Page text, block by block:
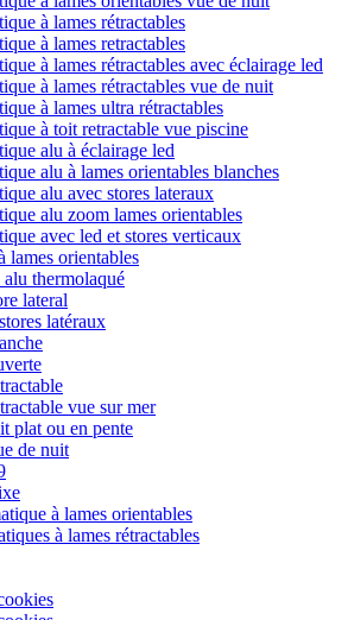
à lames rétractables
à lames retractables
à lames rétractables avec éclairage led
à lames rétractables vue de nuit
à lames ultra rétractables
à toit retractable vue piscine
alu à éclairage led
alu à lames orientables blanches
alu avec stores lateraux
alu zoom lames orientables
avec led et stores verticaux
lames orientables
alu thermolaqué
lateral
latéraux
vue sur mer
plat ou en pente
de nuit
à lames orientables
à lames rétractables